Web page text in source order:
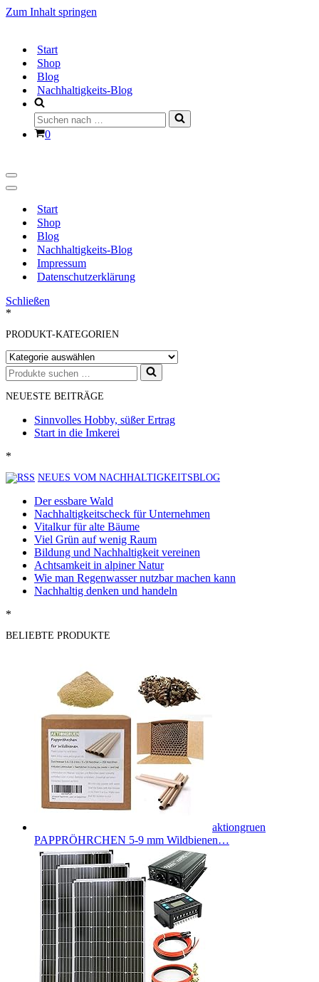
Zum Inhalt springen
Start
Shop
Blog
Nachhaltigkeits-Blog
Suchen
nach …
Warenkorb
0
Navigationsmenü
Navigationsmenü
Start
Shop
Blog
Nachhaltigkeits-Blog
Impressum
Datenschutzerklärung
Schließen
*
PRODUKT-KATEGORIEN
Suchen
nach …
NEUESTE BEITRÄGE
Sinnvolles Hobby, süßer Ertrag
Start in die Imkerei
*
NEUES VOM NACHHALTIGKEITSBLOG
Der essbare Wald
Nachhaltigkeitscheck für Unternehmen
Vitalkur für alte Bäume
Viel Grün auf wenig Raum
Bildung und Nachhaltigkeit vereinen
Achtsamkeit in alpiner Natur
Wie man Regenwasser nutzbar machen kann
Nachhaltig denken und handeln
*
BELIEBTE PRODUKTE
aktiongruen
PAPPRÖHRCHEN 5-9 mm Wildbienen…